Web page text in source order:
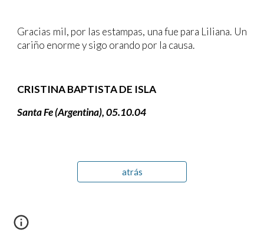
Gracias mil, por las estampas, una fue para Liliana. Un
cariño enorme y sigo orando por la causa.
CRISTINA BAPTISTA DE ISLA
Santa Fe (Argentina), 05.10.04
atrás